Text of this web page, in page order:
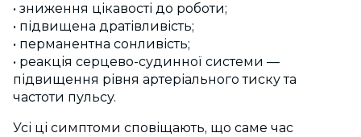
• зниження цікавості до роботи;
• підвищена дратівливість;
• перманентна сонливість;
• реакція серцево-судинної системи —
підвищення рівня артеріального тиску та
частоти пульсу.
Усі ці симптоми сповіщають, що саме час